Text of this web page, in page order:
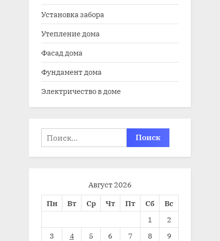
Установка забора
Утепление дома
Фасад дома
Фундамент дома
Электричество в доме
Найти:
Август 2026
Пн
Вт Ср Чт Пт Сб
Вс
1
2
3
4 5 6 7 8
9